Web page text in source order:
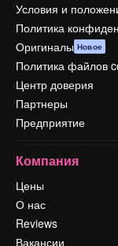
Условия и
Политика
Оригиналы Новое
Политика файлов
Центр доверия
Партнеры
Предприятие
Компания
Цены
О нас
Reviews
Вакансии